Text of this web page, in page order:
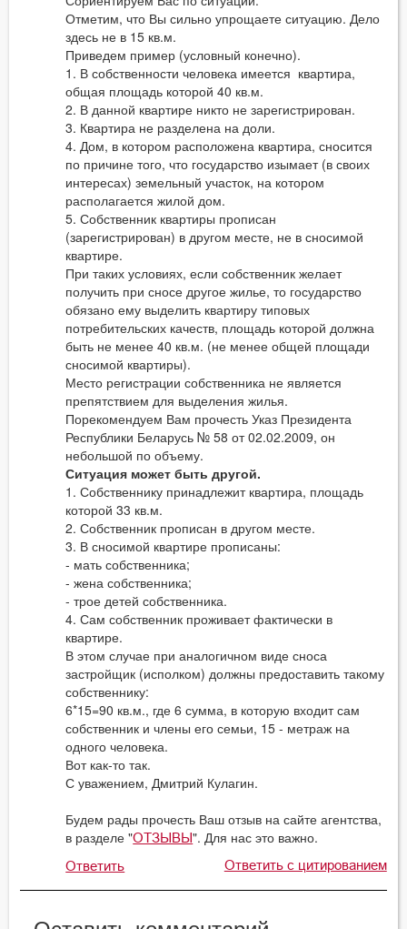
Отметим, что Вы сильно упрощаете ситуацию. Дело
здесь не в 15 кв.м.
Приведем пример (условный конечно).
1. В собственности человека имеется квартира,
общая площадь которой 40 кв.м.
2. В данной квартире никто не зарегистрирован.
3. Квартира не разделена на доли.
4. Дом, в котором расположена квартира, сносится
по причине того, что государство изымает (в своих
интересах) земельный участок, на котором
располагается жилой дом.
5. Собственник квартиры прописан
(зарегистрирован) в другом месте, не в сносимой
квартире.
При таких условиях, если собственник желает
получить при сносе другое жилье, то государство
обязано ему выделить квартиру типовых
потребительских качеств, площадь которой должна
быть не менее 40 кв.м. (не менее общей площади
сносимой квартиры).
Место регистрации собственника не является
препятствием для выделения жилья.
Порекомендуем Вам прочесть Указ Президента
Республики Беларусь № 58 от 02.02.2009, он
небольшой по объему.
Ситуация может быть другой.
1. Собственнику принадлежит квартира, площадь
которой 33 кв.м.
2. Собственник прописан в другом месте.
3. В сносимой квартире прописаны:
- мать собственника;
- жена собственника;
- трое детей собственника.
4. Сам собственник проживает фактически в
квартире.
В этом случае при аналогичном виде сноса
застройщик (исполком) должны предоставить такому
собственнику:
6*15=90 кв.м., где 6 сумма, в которую входит сам
собственник и члены его семьи, 15 - метраж на
одного человека.
Вот как-то так.
С уважением, Дмитрий Кулагин.
Будем рады прочесть Ваш отзыв на сайте агентства,
в разделе "ОТЗЫВЫ". Для нас это важно.
Ответить Ответить с цитированием